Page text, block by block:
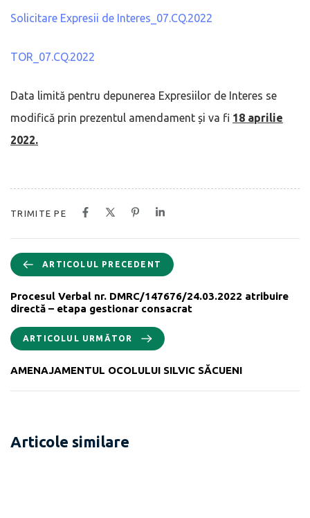
Solicitare Expresii de Interes_07.CQ.2022
TOR_07.CQ.2022
Data limită pentru depunerea Expresiilor de Interes se
modifică prin prezentul amendament și va fi 18 aprilie
2022.
TRIMITE PE
ARTICOLUL PRECEDENT
Procesul Verbal nr. DMRC/147676/24.03.2022 atribuire
directă – etapa gestionar consacrat
ARTICOLUL URMĂTOR
AMENAJAMENTUL OCOLULUI SILVIC SĂCUENI
Articole similare